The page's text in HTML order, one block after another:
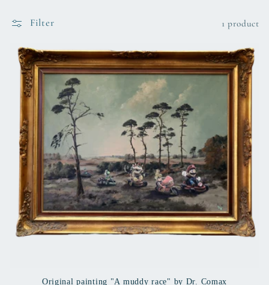
Filter 1 product
Original painting "A muddy race" by Dr. Comax